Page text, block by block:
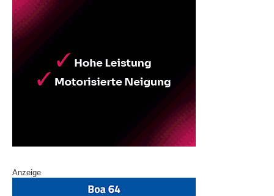
Anzeige